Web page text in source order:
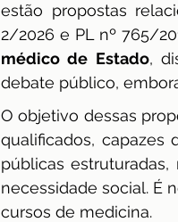
estão propostas
2/2026 e PL nº 765/
médico de Estado,
debate público,
O objetivo dessas
qualificados, capazes
públicas
necessidade social. É
cursos de medicina.